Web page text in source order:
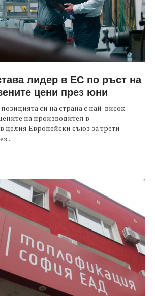
лидер в ЕС по ръст на
цени през юни
си на страна с най-висок
на производител в
целия Европейски съюз за трети